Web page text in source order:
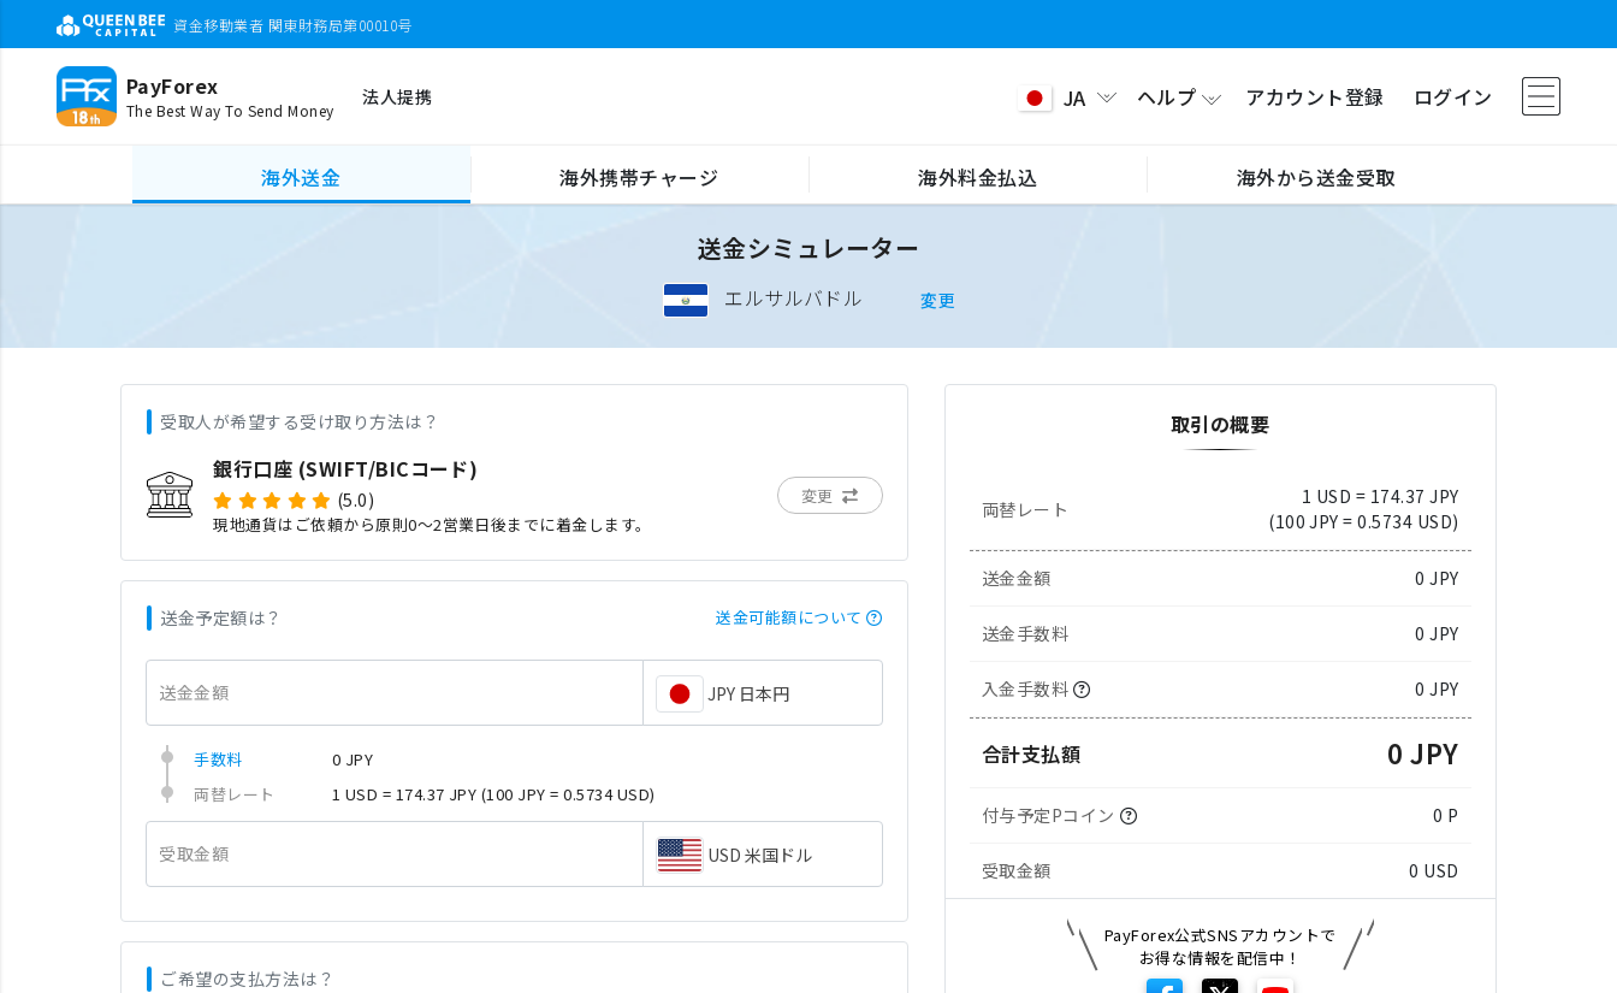
資金移動業者 関東財務局第00010号
PayForex
The Best Way To Send Money
法人提携 JA ヘルプ アカウント登録 ログイン
海外送金 海外携帯チャージ 海外料金払込 海外から送金受取
送金シミュレーター
エルサルバドル 変更
受取人が希望する受け取り方法は？
銀行口座 (SWIFT/BICコード)
(5.0)
現地通貨はご依頼から原則0〜2営業日後までに着金します。
変更
送金予定額は？ 送金可能額について
送金金額 JPY 日本円
手数料
0 JPY
両替レート
1 USD = 174.37 JPY (100 JPY = 0.5734 USD)
受取金額 USD 米国ドル
ご希望の支払方法は？
取引の概要
両替レート
1 USD = 174.37 JPY
(100 JPY = 0.5734 USD)
送金金額 0 JPY
送金手数料 0 JPY
入金手数料 0 JPY
合計支払額 0 JPY
付与予定Pコイン 0 P
受取金額 0 USD
PayForex公式SNSアカウントで
お得な情報を配信中！